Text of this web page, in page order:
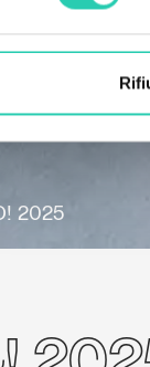
2025